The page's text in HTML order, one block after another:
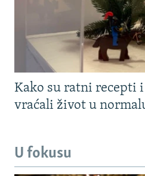
Kako su ratni recepti
vraćali život u
U fokusu